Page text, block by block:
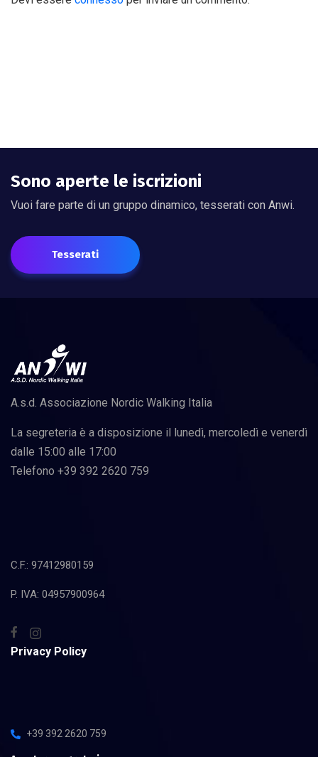
Sono aperte le iscrizioni
Vuoi fare parte di un gruppo dinamico, tesserati con Anwi.
Tesserati
A.s.d. Associazione Nordic Walking Italia
La segreteria è a disposizione il lunedì, mercoledì e venerdì
dalle 15:00 alle 17:00
Telefono +39 392 2620 759
C.F.: 97412980159
P. IVA: 04957900964
Privacy Policy
+39 392 2620 759